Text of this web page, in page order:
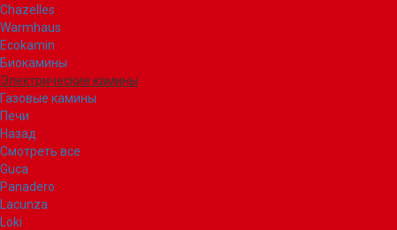
Chazelles
Warmhaus
Ecokamin
Биокамины
Электрические камины
Газовые камины
Печи
Назад
Смотреть все
Guca
Panadero
Lacunza
Loki